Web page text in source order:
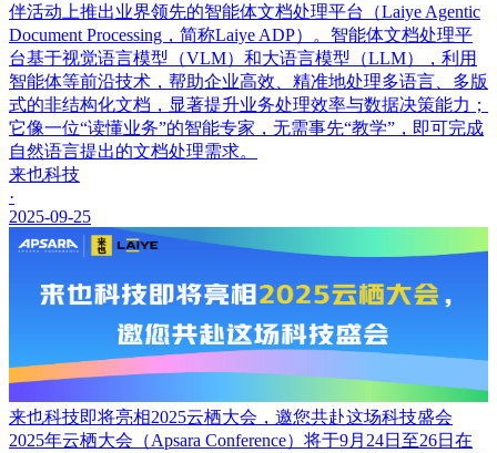
伴活动上推出业界领先的智能体文档处理平台（Laiye Agentic
Document Processing，简称Laiye ADP）。智能体文档处理平
台基于视觉语言模型（VLM）和大语言模型（LLM），利用
智能体等前沿技术，帮助企业高效、精准地处理多语言、多版
式的非结构化文档，显著提升业务处理效率与数据决策能力；
它像一位“读懂业务”的智能专家，无需事先“教学”，即可完成
自然语言提出的文档处理需求。
来也科技
·
2025-09-25
来也科技即将亮相2025云栖大会，邀您共赴这场科技盛会
2025年云栖大会（Apsara Conference）将于9月24日至26日在